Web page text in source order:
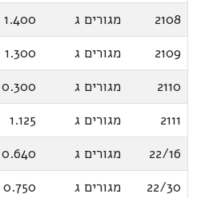
2108
מגורים ג
1.400
2109
מגורים ג
1.300
2110
מגורים ג
0.300
2111
מגורים ג
1.125
22/16
מגורים ג
0.640
22/30
מגורים ג
0.750